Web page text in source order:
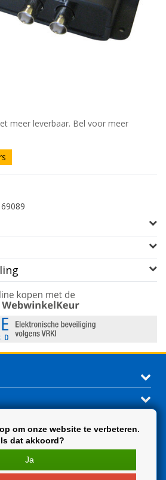
meer leverbaar. Bel voor meer
om onze website te verbeteren.
Is dat akkoord?
Ja